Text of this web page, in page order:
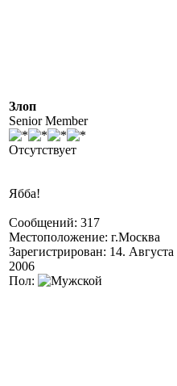
Злоп
Senior Member
Отсутствует
Ябба!
Сообщений: 317
Местоположение: г.Москва
Зарегистрирован: 14. Августа
2006
Пол: